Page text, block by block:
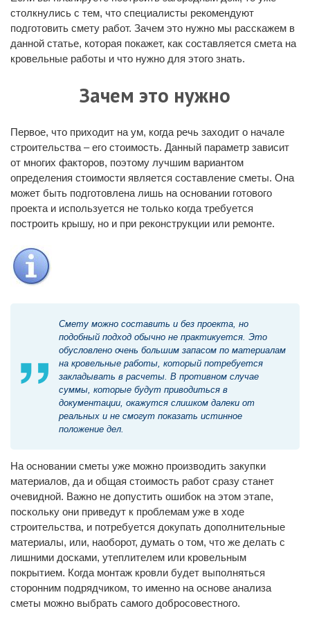
столкнулись с тем, что специалисты рекомендуют
подготовить смету работ. Зачем это нужно мы расскажем в
данной статье, которая покажет, как составляется смета на
кровельные работы и что нужно для этого знать.
Зачем это нужно
Первое, что приходит на ум, когда речь заходит о начале
строительства – его стоимость. Данный параметр зависит
от многих факторов, поэтому лучшим вариантом
определения стоимости является составление сметы. Она
может быть подготовлена лишь на основании готового
проекта и используется не только когда требуется
построить крышу, но и при реконструкции или ремонте.
Смету можно составить и без проекта, но
подобный подход обычно не практикуется. Это
обусловлено очень большим запасом по материалам
на кровельные работы, который потребуется
закладывать в расчеты. В противном случае
суммы, которые будут приводиться в
документации, окажутся слишком далеки от
реальных и не смогут показать истинное
положение дел.
На основании сметы уже можно производить закупки
материалов, да и общая стоимость работ сразу станет
очевидной. Важно не допустить ошибок на этом этапе,
поскольку они приведут к проблемам уже в ходе
строительства, и потребуется докупать дополнительные
материалы, или, наоборот, думать о том, что же делать с
лишними досками, утеплителем или кровельным
покрытием. Когда монтаж кровли будет выполняться
сторонним подрядчиком, то именно на основе анализа
сметы можно выбрать самого добросовестного.